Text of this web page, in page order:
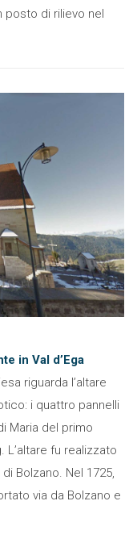
posto di rilievo nel
in Val d’Ega
riguarda l’altare
i quattro pannelli
Maria del primo
fu realizzato
Bolzano. Nel 1725,
via da Bolzano e